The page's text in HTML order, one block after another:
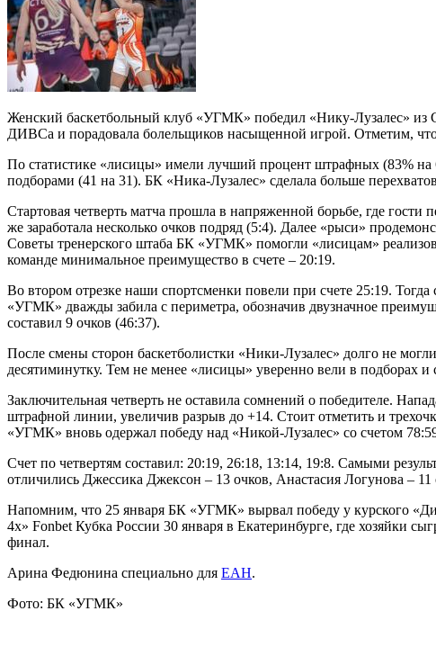
Женский баскетбольный клуб «УГМК» победил «Нику-Лузалес» из
ДИВСа и порадовала болельщиков насыщенной игрой. Отметим, что
По статистике «лисицы» имели лучший процент штрафных (83% на
подборами (41 на 31). БК «Ника-Лузалес» сделала больше
Стартовая четверть матча прошла в напряженной борьбе, где
же заработала несколько очков подряд (5:4). Далее «рыси»
Советы тренерского штаба БК «УГМК» помогли «лисицам»
команде минимальное преимущество в счете – 20:19.
Во втором отрезке наши спортсменки повели при счете 25:19.
«УГМК» дважды забила с периметра, обозначив двузначное
составил 9 очков (46:37).
После смены сторон баскетболистки «Ники-Лузалес» долго не
десятиминутку. Тем не менее «лисицы» уверенно вели в
Заключительная четверть не оставила сомнений о победителе.
штрафной линии, увеличив разрыв до +14. Стоит отметить и
«УГМК» вновь одержал победу над «Никой-Лузалес» со счетом
Счет по четвертям составил: 20:19, 26:18, 13:14, 19:8. Самыми
отличились Джессика Джексон – 13 очков, Анастасия Логунова –
Напомним, что 25 января БК «УГМК» вырвал победу у курского
4х» Fonbet Кубка России 30 января в Екатеринбурге, где хозяйки
финал.
Арина Федюнина специально для ЕАН.
Фото: БК «УГМК»